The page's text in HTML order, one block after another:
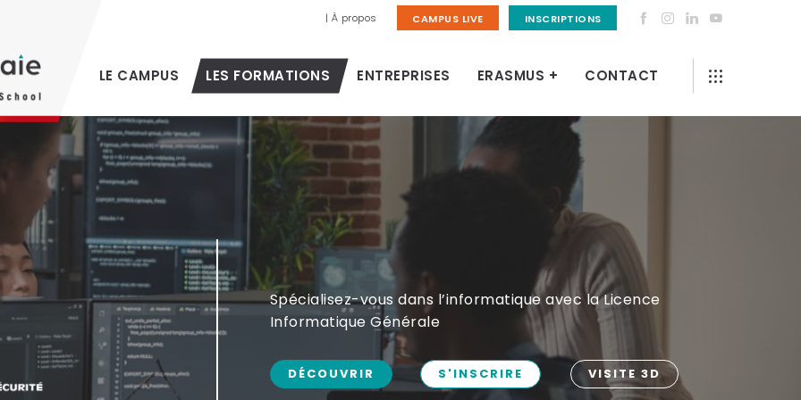
INSCRIPTIONS
CAMPUS LIVE
| À propos
LE CAMPUS LES FORMATIONS ENTREPRISES ERASMUS + CONTACT
Spécialisez-vous dans l’informatique avec la Licence
Informatique Générale
DÉCOUVRIR S'INSCRIRE VISITE 3D